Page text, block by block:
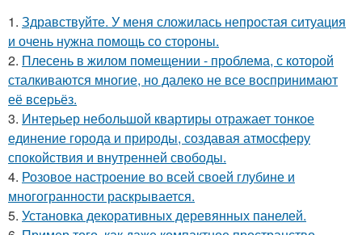
1. Здравствуйте. У меня сложилась непростая ситуация
и очень нужна помощь со стороны.
2. Плесень в жилом помещении - проблема, с которой
сталкиваются многие, но далеко не все воспринимают
её всерьёз.
3. Интерьер небольшой квартиры отражает тонкое
единение города и природы, создавая атмосферу
спокойствия и внутренней свободы.
4. Розовое настроение во всей своей глубине и
многогранности раскрывается.
5. Установка декоративных деревянных панелей.